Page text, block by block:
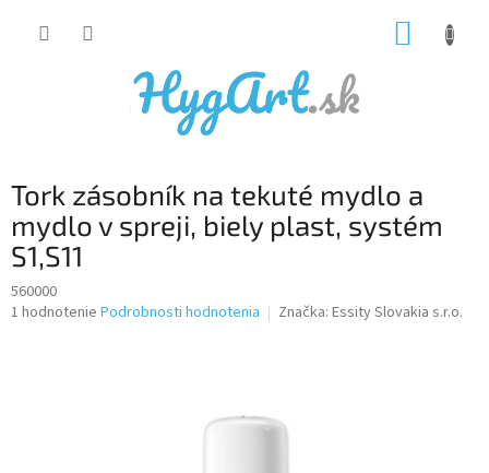
Tork zásobník na tekuté mydlo a
mydlo v spreji, biely plast, systém
S1,S11
560000
Priemerné
1 hodnotenie Podrobnosti hodnotenia Značka: Essity Slovakia s.r.o.